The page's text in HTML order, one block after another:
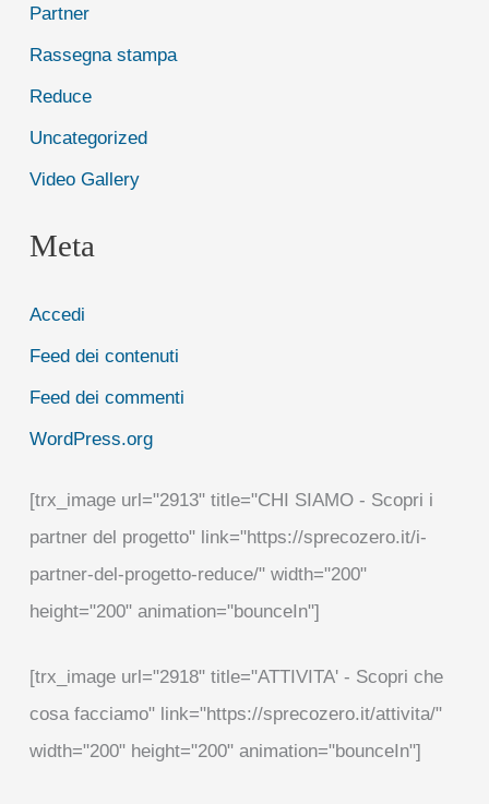
Partner
Rassegna stampa
Reduce
Uncategorized
Video Gallery
Meta
Accedi
Feed dei contenuti
Feed dei commenti
WordPress.org
[trx_image url="2913" title="CHI SIAMO - Scopri i
partner del progetto" link="https://sprecozero.it/i-
partner-del-progetto-reduce/" width="200"
height="200" animation="bounceIn"]
[trx_image url="2918" title="ATTIVITA' - Scopri che
cosa facciamo" link="https://sprecozero.it/attivita/"
width="200" height="200" animation="bounceIn"]